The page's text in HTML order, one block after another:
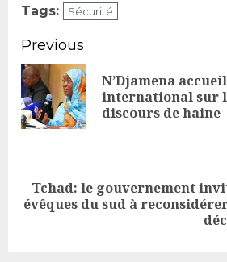
Tags: Sécurité
Continue
Reading
Previous
N’Djamena
international sur
discours de haine
Next
Tchad: le gouvernement
évêques du sud à